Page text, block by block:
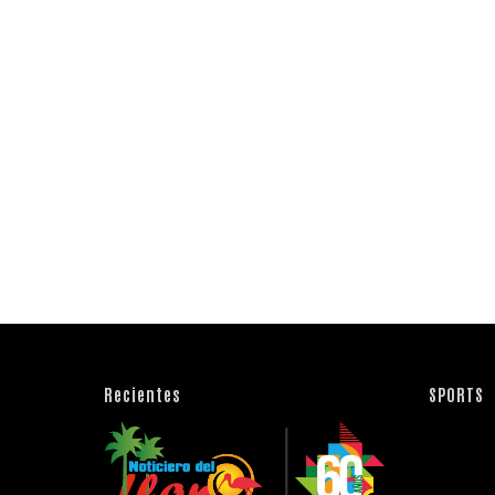
Recientes SPORTS